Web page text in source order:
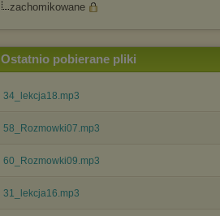
zachomikowane
Ostatnio pobierane pliki
34_lekcja18.mp3
58_Rozmowki07.mp3
60_Rozmowki09.mp3
31_lekcja16.mp3